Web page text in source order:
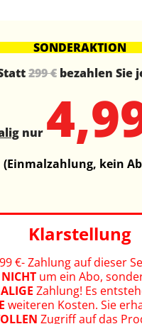
SONDERAKTION
299 € bezahlen Sie
nur
(Einmalzahlung, kein
Klarstellung
€- Zahlung auf dieser
NICHTum ein Abo,
Zahlung! Es
weiteren Kosten. Sie
Zugriff auf das